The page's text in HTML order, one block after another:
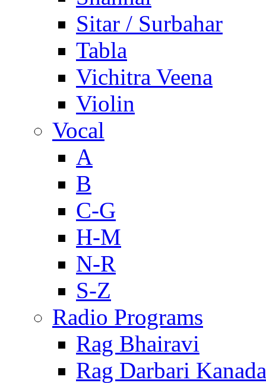
Sitar / Surbahar
Tabla
Vichitra Veena
Violin
Vocal
A
B
C-G
H-M
N-R
S-Z
Radio Programs
Rag Bhairavi
Rag Darbari Kanada